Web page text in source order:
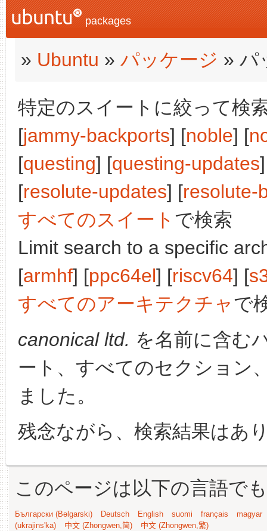
packages
» Ubuntu » パッケージ » パ
特定のスイートに絞って検
[jammy-backports] [noble] [
[questing] [questing-updates
[resolute-updates] [resolute-
すべてのスイート で検索
Limit search to a specific
[armhf] [ppc64el] [riscv64] [
すべてのアーキテクチャで
canonical ltd. を名前に含む
ート、すべてのセクション
ました。
残念ながら、検索結果はあ
このページは以下の言語で
Български (Bəlgarski) Deutsch English suomi français
magyar
(ukrajins'ka)
中文 (Zhongwen,简) 中文 (Zhongwen,繁)